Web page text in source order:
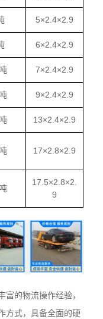
5×2.4×2.9
6×2.4×2.9
7×2.4×2.9
9×2.4×2.9
13×2.4×2.9
17×2.8×2.9
17.5×2.8×2.
9
的物流操作经验，
方式，具备全面的硬